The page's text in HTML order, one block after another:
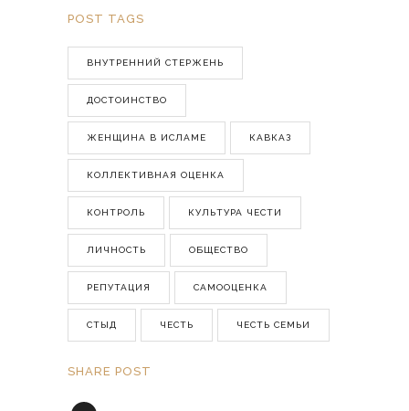
POST TAGS
ВНУТРЕННИЙ СТЕРЖЕНЬ
ДОСТОИНСТВО
ЖЕНЩИНА В ИСЛАМЕ КАВКАЗ
КОЛЛЕКТИВНАЯ ОЦЕНКА
КОНТРОЛЬ КУЛЬТУРА ЧЕСТИ
ЛИЧНОСТЬ ОБЩЕСТВО
РЕПУТАЦИЯ САМООЦЕНКА
СТЫД ЧЕСТЬ ЧЕСТЬ СЕМЬИ
SHARE POST